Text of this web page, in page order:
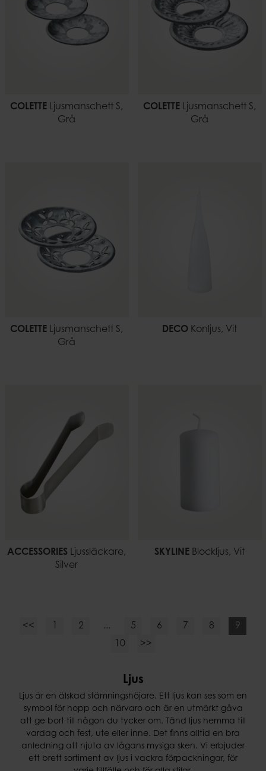
COLETTE Ljusmanschett S,
Grå
COLETTE Ljusmanschett S,
Grå
COLETTE Ljusmanschett S,
Grå
DECO Konljus, Vit
ACCESSORIES Ljussläckare,
Silver
SKYLINE Blockljus, Vit
<< 1 2 ... 5 6 7 8
9
10
>>
Ljus
Ljus är en älskad stämningshöjare. Ett ljus kan ses som en
symbol för hopp och närvaro och är en utmärkt gåva
att ge bort till någon du tycker om. Tänd ljus hemma till
vardag och fest, ute eller inne. Det finns alltid en bra
anledning att njuta av lågans mysiga sken. Vi erbjuder
ett brett sortiment av ljus i vackra förpackningar, för